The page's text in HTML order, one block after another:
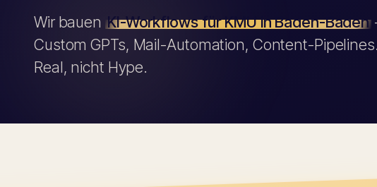
Wir bauen KI-Workflows für KMU in Baden-Baden
Custom GPTs, Mail-Automation, Content-Pipelines.
Real, nicht Hype.